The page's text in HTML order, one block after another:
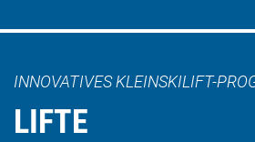
INNOVATIVES KLEINSKILIFT-
LIFTE